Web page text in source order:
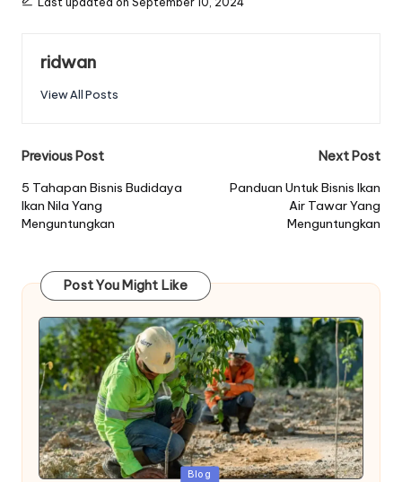
ridwan
View All Posts
Post
navigation
Previous Post
5 Tahapan Bisnis Budidaya
Ikan Nila Yang
Menguntungkan
Next Post
Panduan Untuk Bisnis Ikan
Air Tawar Yang
Menguntungkan
Post You Might Like
Posted
Blog